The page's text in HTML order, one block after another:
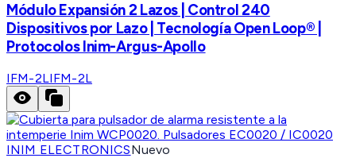
Módulo Expansión 2 Lazos | Control 240
Dispositivos por Lazo | Tecnología Open Loop® |
Protocolos Inim-Argus-Apollo
IFM-2LIFM-2L
INIM ELECTRONICSNuevo